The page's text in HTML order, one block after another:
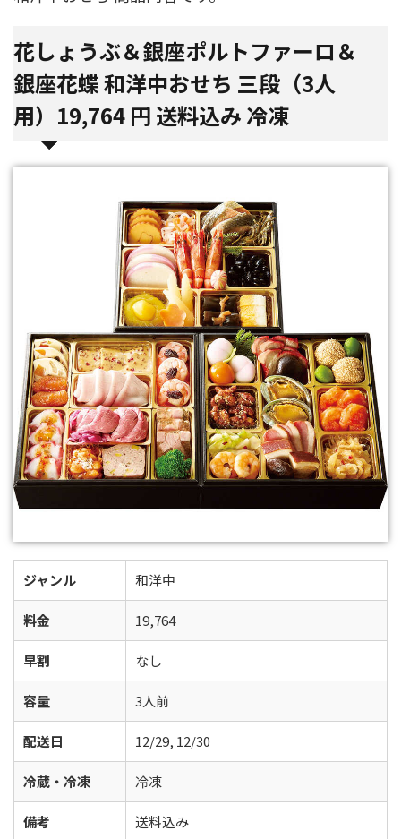
花しょうぶ＆銀座ポルトファーロ＆
銀座花蝶 和洋中おせち 三段（3人
用） 19,764 円 送料込み 冷凍
ジャンル 和洋中
料金 19,764
早割 なし
容量 3人前
配送日 12/29, 12/30
冷蔵・冷凍 冷凍
備考 送料込み